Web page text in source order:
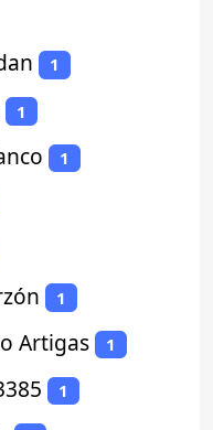
1
1
1
1
Artigas 1
1